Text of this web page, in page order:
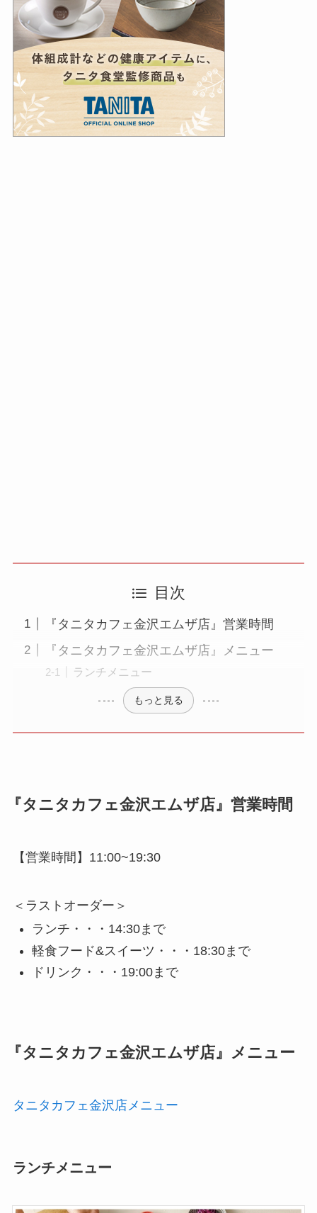
目次
『タニタカフェ金沢エムザ店』営業時間
『タニタカフェ金沢エムザ店』メニュー
ランチメニュー
もっと見る
『タニタカフェ金沢エムザ店』営業時間
【営業時間】11:00~19:30
＜ラストオーダー＞
ランチ・・・14:30まで
軽食フード&スイーツ・・・18:30まで
ドリンク・・・19:00まで
『タニタカフェ金沢エムザ店』メニュー
タニタカフェ金沢店メニュー
ランチメニュー